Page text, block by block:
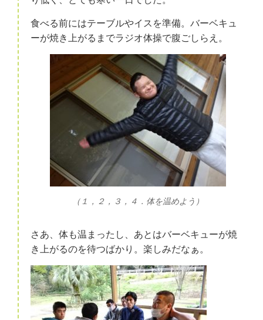
食べる前にはテーブルやイスを準備。バーベキュ
ーが焼き上がるまでラジオ体操で腹ごしらえ。
（１，２，３，４．体を温めよう）
さあ、体も温まったし、あとはバーベキューが焼
き上がるのを待つばかり。楽しみだなぁ。